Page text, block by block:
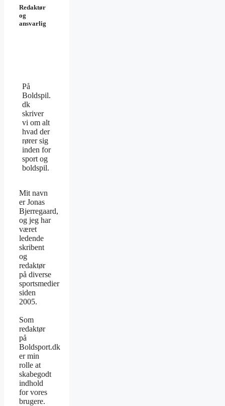
Redaktør
og
ansvarlig
På
Boldspil.
dk
skriver
vi om alt
hvad der
rører sig
inden for
sport og
boldspil.
Mit navn
er Jonas
Bjerregaard,
og jeg har
været
ledende
skribent
og
redaktør
på diverse
sportsmedier
siden
2005.
Som
redaktør
på
Boldsport.dk
er min
rolle at
skabegodt
indhold
for vores
brugere.